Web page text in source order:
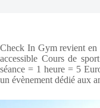
Check In Gym revient
accessible Cours de
séance = 1 heure = 5
un évènement dédié aux